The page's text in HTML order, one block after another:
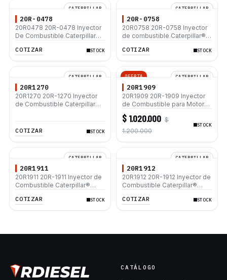
CATERPILLAR
20R-0478
20R0478 20R-0478 Inyector
De Combustible Caterpillar®
COTIZAR STOCK
CATERPILLAR
20R-0758
20R0758 20R-0758 Inyector
de combustible Caterpillar®
657E 631E 988F II
COTIZAR STOCK
CATERPILLAR
20R1270
20R1270 20R-1270 Inyector
de Combustible Caterpillar®
COTIZAR
STOCK
OFERTA CATERPILLAR
20R1909
20R1909 20R-1909 Inyector
de Combustible para Motor
Caterpillar C6.4 Excavadora
320D 320D L 323D L
$ 1.020.000 $
1.200.000
STOCK
CATERPILLAR
20R1911
20R1911 20R-1911 Inyector de
Combustible Caterpillar®
3516C 854G 992G
COTIZAR STOCK
CATERPILLAR
20R1912
20R1912 20R-1912 Inyector de
Combustible Caterpillar®
775B D9R D10N D9N 631G
COTIZAR STOCK
CATÁLOGO